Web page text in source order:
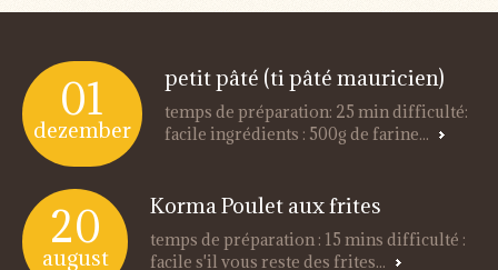
01
dezember
petit pâté (ti pâté mauricien)
temps de préparation: 25 min difficulté:
facile ingrédients : 500g de farine...
20
august
Korma Poulet aux frites
temps de préparation : 15 mins difficulté :
facile s'il vous reste des frites...